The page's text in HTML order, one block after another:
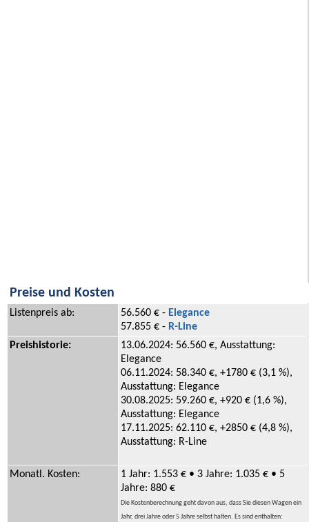
Preise und Kosten
Listenpreis ab: 56.560 € - Elegance
57.855 € - R-Line
Preishistorie:
13.06.2024: 56.560 €, Ausstattung:
Elegance
06.11.2024: 58.340 €, +1780 € (3,1 %),
Ausstattung: Elegance
30.08.2025: 59.260 €, +920 € (1,6 %),
Ausstattung: Elegance
17.11.2025: 62.110 €, +2850 € (4,8 %),
Ausstattung: R-Line
Monatl. Kosten:
1 Jahr: 1.553 € • 3 Jahre: 1.035 € • 5
Jahre: 880 €
Die Kostenberechnung geht davon aus, dass Sie diesen Wagen ein
Jahr, drei Jahre oder 5 Jahre selbst halten. Es sind enthalten: